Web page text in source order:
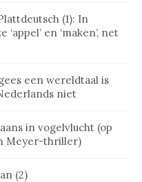
(1): In
en ‘maken’, net
een wereldtaal is
niet
in vogelvlucht (op
Meyer-thriller)
(2)